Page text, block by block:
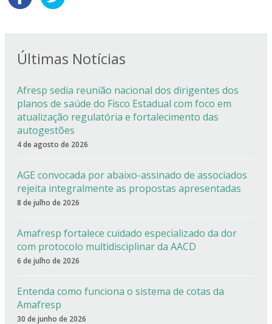
Últimas Notícias
Afresp sedia reunião nacional dos dirigentes dos
planos de saúde do Fisco Estadual com foco em
atualização regulatória e fortalecimento das
autogestões
4 de agosto de 2026
AGE convocada por abaixo-assinado de associados
rejeita integralmente as propostas apresentadas
8 de julho de 2026
Amafresp fortalece cuidado especializado da dor
com protocolo multidisciplinar da AACD
6 de julho de 2026
Entenda como funciona o sistema de cotas da
Amafresp
30 de junho de 2026